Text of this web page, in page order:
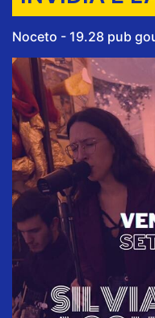
Noceto - 19.28 pub